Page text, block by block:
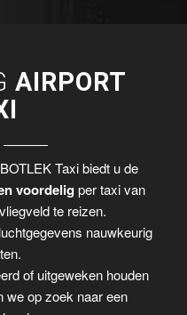
AIRPORT
Taxi biedt u de
voordelig per taxi van
te reizen.
nauwkeurig
of uitgeweken houden
we op zoek naar een